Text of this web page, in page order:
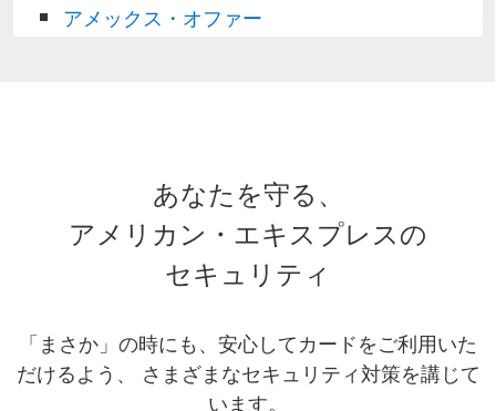
アメックス・オファー
あなたを守る、
アメリカン・エキスプレスの
セキュリティ
「まさか」の時にも、安心してカードをご利用いた
だけるよう、 さまざまなセキュリティ対策を講じて
います。